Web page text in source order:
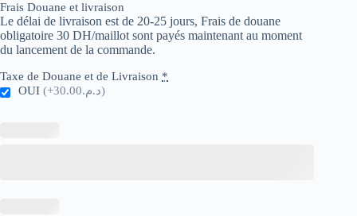
Frais Douane et livraison
Le délai de livraison est de 20-25 jours, Frais de douane
obligatoire 30 DH/maillot sont payés maintenant au moment
du lancement de la commande.
Taxe de Douane et de Livraison *
OUI
(+د.م.30.00)